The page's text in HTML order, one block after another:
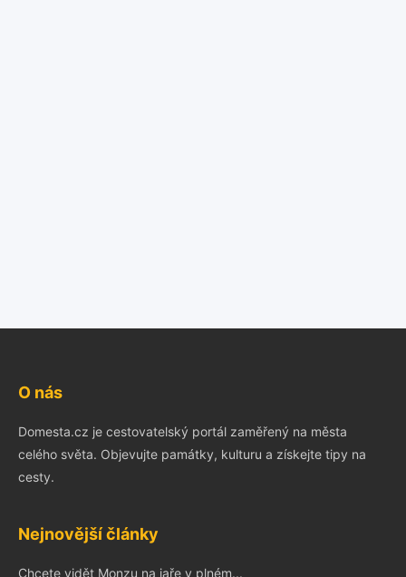
O nás
Domesta.cz je cestovatelský portál zaměřený na města
celého světa. Objevujte památky, kulturu a získejte tipy na
cesty.
Nejnovější články
Chcete vidět Monzu na jaře v plném...